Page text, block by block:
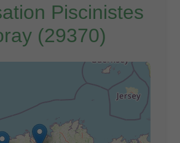
Piscinistes
(29370)